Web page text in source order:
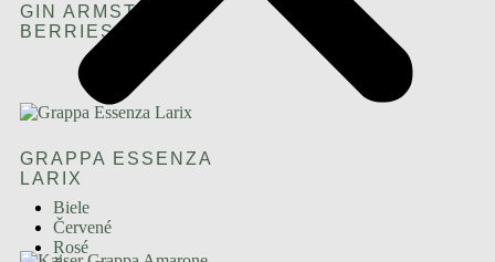
Biele
Červené
Rosé
GIN ARMSTRONG
BERRIES
GRAPPA ESSENZA
LARIX